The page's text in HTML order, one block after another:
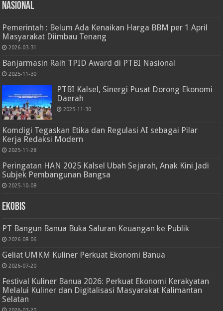
Nasional
Pemerintah : Belum Ada Kenaikan Harga BBM per 1 April
Masyarakat Diimbau Tenang
2026-03-31
Banjarmasin Raih TPID Award di PTBI Nasional
2025-11-30
PTBI Kalsel, Sinergi Pusat Dorong Ekonomi
Daerah
2025-11-30
Komdigi Tegaskan Etika dan Regulasi AI sebagai Pilar
Kerja Redaksi Modern
2025-11-28
Peringatan HAN 2025 Kalsel Ubah Sejarah, Anak Kini Jadi
Subjek Pembangunan Bangsa
2025-10-08
Ekobis
PT Bangun Banua Buka Saluran Keuangan ke Publik
2026-08-06
Geliat UMKM Kuliner Perkuat Ekonomi Banua
2026-07-20
Festival Kuliner Banua 2026: Perkuat Ekonomi Kerakyatan
Melalui Kuliner dan Digitalisasi Masyarakat Kalimantan
Selatan